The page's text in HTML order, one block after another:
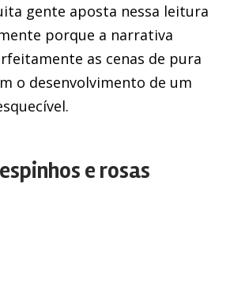
gente aposta nessa leitura
porque a narrativa
as cenas de pura
o desenvolvimento de um
e rosas